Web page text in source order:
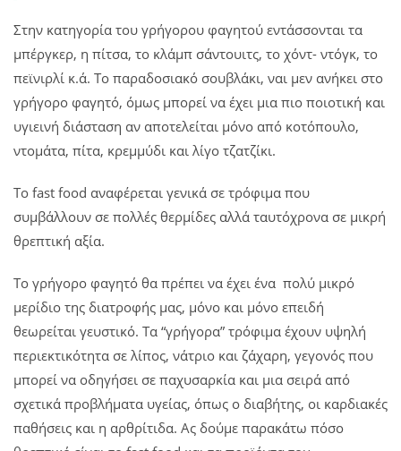
Στην κατηγορία του γρήγορου φαγητού εντάσσονται τα
μπέργκερ, η πίτσα, το κλάμπ σάντουιτς, το χόντ- ντόγκ, το
πεϊνιρλί κ.ά. Το παραδοσιακό σουβλάκι, ναι μεν ανήκει στο
γρήγορο φαγητό, όμως μπορεί να έχει μια πιο ποιοτική και
υγιεινή διάσταση αν αποτελείται μόνο από κοτόπουλο,
ντομάτα, πίτα, κρεμμύδι και λίγο τζατζίκι.
Το fast food αναφέρεται γενικά σε τρόφιμα που
συμβάλλουν σε πολλές θερμίδες αλλά ταυτόχρονα σε μικρή
θρεπτική αξία.
Το γρήγορο φαγητό θα πρέπει να έχει ένα πολύ μικρό
μερίδιο της διατροφής μας, μόνο και μόνο επειδή
θεωρείται γευστικό. Τα “γρήγορα” τρόφιμα έχουν υψηλή
περιεκτικότητα σε λίπος, νάτριο και ζάχαρη, γεγονός που
μπορεί να οδηγήσει σε παχυσαρκία και μια σειρά από
σχετικά προβλήματα υγείας, όπως ο διαβήτης, οι καρδιακές
παθήσεις και η αρθρίτιδα. Ας δούμε παρακάτω πόσο